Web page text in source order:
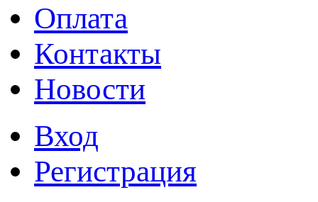
Оплата
Контакты
Новости
Вход
Регистрация